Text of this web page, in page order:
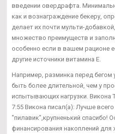
введении овердрафта.
как и вознаграждение бекеру,
делает их почти мульти-
множество преимуществ и
особенно если в вашем рационе
другие источники витамина Е.
Например, разминка перед
быть более длительной, чем у
испытывающих нагрузки. Викона
7:55 Викона писал(а): Лучше
"пилавик",крупненький спасибо!
финансирования накоплений для